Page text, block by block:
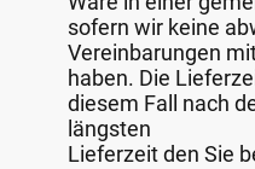
sofern wir keine
Vereinbarungen
haben. Die
diesem Fall nach
längsten
Lieferzeit den Sie